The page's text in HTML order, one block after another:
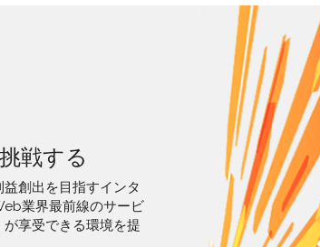
戦する
創出を目指すインタ
業界最前線のサービ
享受できる環境を提